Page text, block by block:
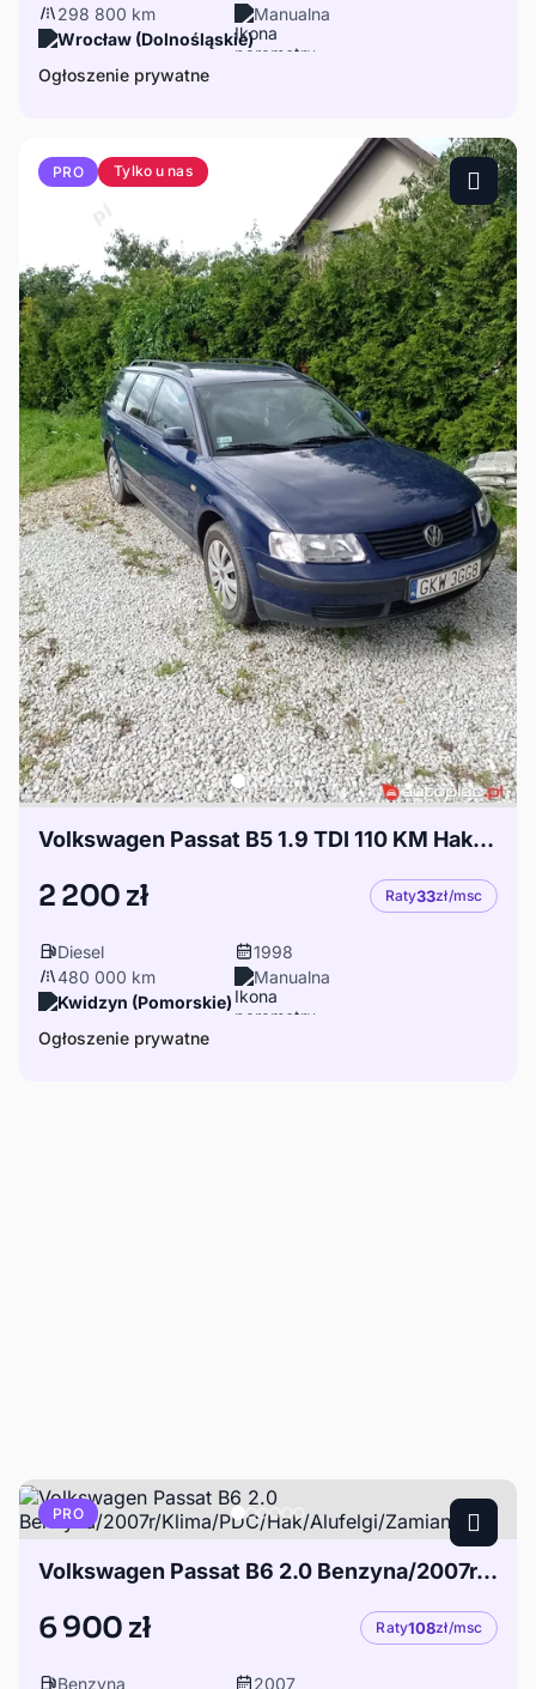
298 800 km
Manualna
Wrocław (Dolnośląskie)
Ogłoszenie prywatne
PRO Tylko u nas
Volkswagen Passat B5 1.9 TDI 110 KM Hak Klima
2 200 zł Raty33zł/msc
Diesel
1998
480 000 km
Manualna
Kwidzyn (Pomorskie)
Ogłoszenie prywatne
PRO
Volkswagen Passat B6 2.0 Benzyna/2007r/Klima/PDC/Hak/Alufelgi/Zamiana
6 900 zł Raty108zł/msc
Benzyna 2007